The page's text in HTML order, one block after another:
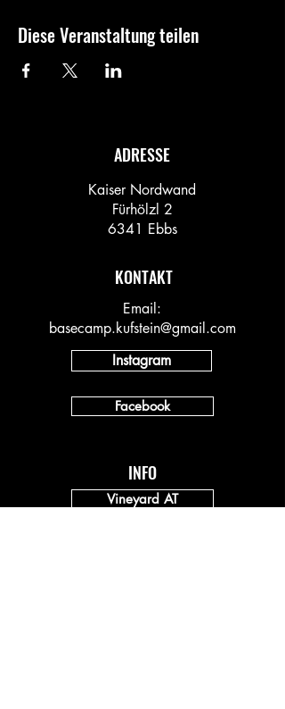
Diese Veranstaltung teilen
ADRESSE
Kaiser Nordwand
Fürhölzl 2
6341 Ebbs
KONTAKT
Email:
basecamp.kufstein@gmail.com
Instagram
Facebook
INFO
Vineyard AT